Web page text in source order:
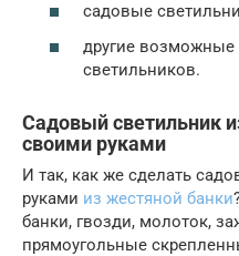
садовые
другие
светильников.
Садовый светильник
своими руками
И так, как же сделать
руками из жестяной банки
банки, гвозди, молоток,
прямоугольные